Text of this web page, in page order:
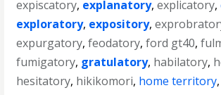
expiscatory, explanatory,explicatory,
exploratory, expository,
expurgatory,feodatory,ford gt40,
fumigatory, gratulatory, habilatory,
hesitatory, hikikomori, home territory,